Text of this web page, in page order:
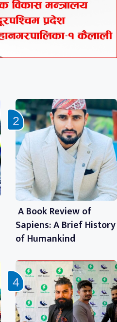
A Book Review of
Sapiens: A Brief History
of Humankind